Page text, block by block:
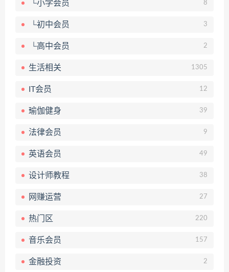
└小学会员 8
└初中会员 3
└高中会员 2
生活相关 1305
IT会员 12
瑜伽健身 39
法律会员 9
英语会员 49
设计师教程 38
网赚运营 27
热门区 220
音乐会员 157
金融投资 2